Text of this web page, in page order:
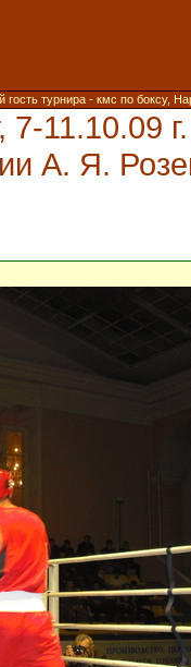
турнира - кмс по боксу,
11.10.09
А. Я.